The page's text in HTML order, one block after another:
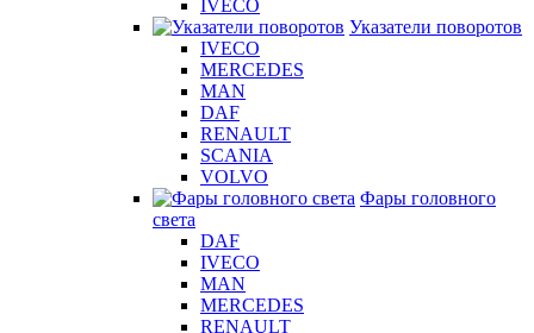
IVECO
Указатели поворотов
IVECO
MERCEDES
MAN
DAF
RENAULT
SCANIA
VOLVO
Фары головного
света
DAF
IVECO
MAN
MERCEDES
RENAULT